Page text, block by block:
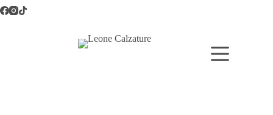
Salta
al